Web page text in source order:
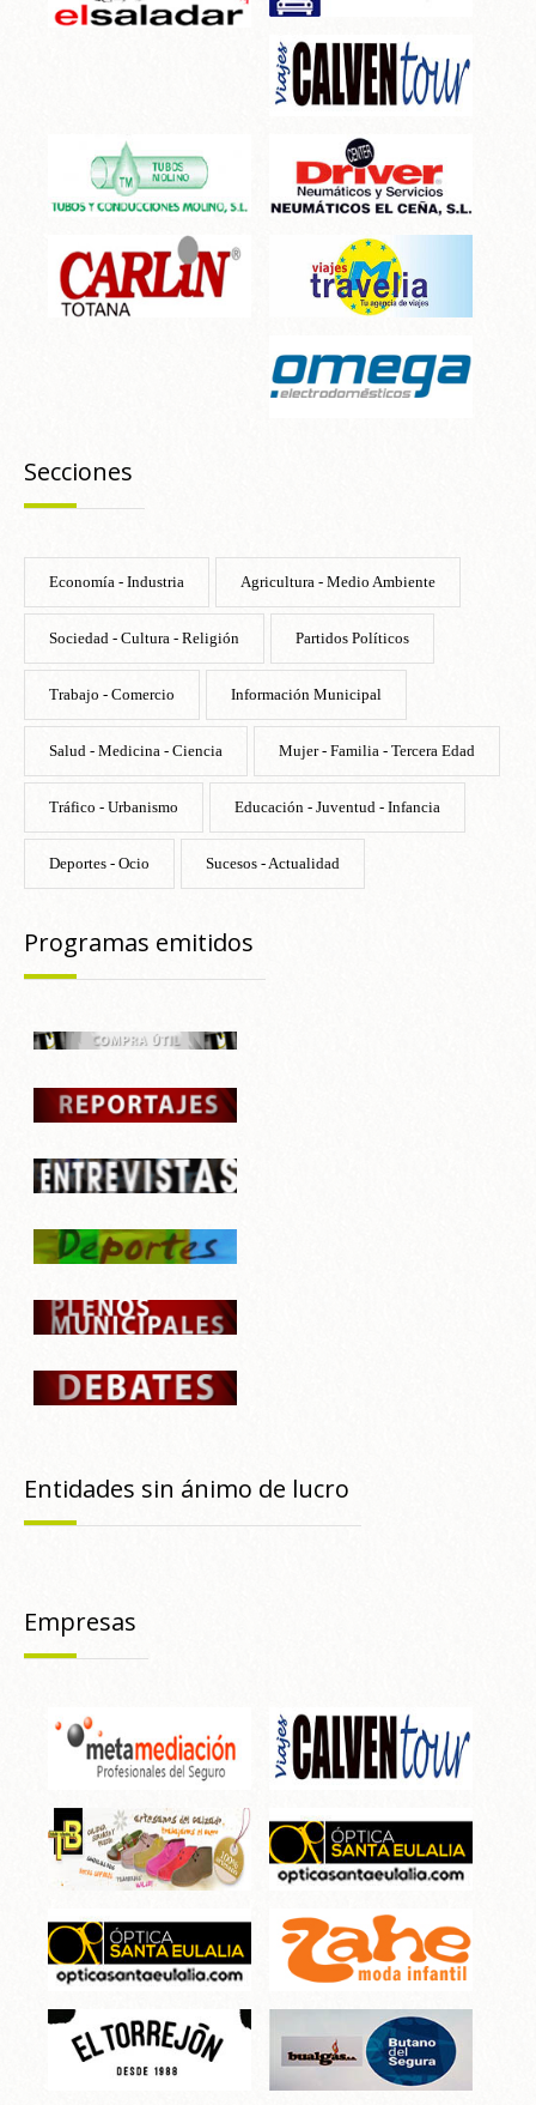
Secciones
Economía - Industria Agricultura - Medio Ambiente
Sociedad - Cultura - Religión Partidos Políticos
Trabajo - Comercio Información Municipal
Salud - Medicina - Ciencia Mujer - Familia - Tercera Edad
Tráfico - Urbanismo Educación - Juventud - Infancia
Deportes - Ocio Sucesos - Actualidad
Programas emitidos
Entidades sin ánimo de lucro
Empresas